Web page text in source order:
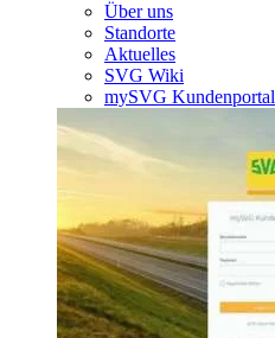
Über uns
Standorte
Aktuelles
SVG Wiki
mySVG Kundenportal